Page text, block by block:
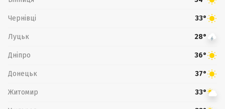
Чернівці 33°
Луцьк 28°
Дніпро 36°
Донецьк 37°
Житомир 33°